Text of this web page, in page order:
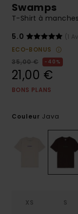
Swamps
T-Shirt à
5.0
(1
ECO-BONUS
35,00 €
40%
21,00 €
BONS PLANS
Couleur Java
XS S